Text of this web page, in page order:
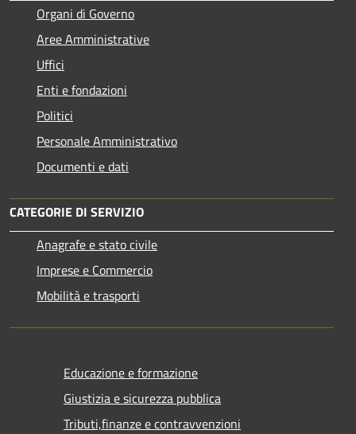
Organi di Governo
Aree Amministrative
Uffici
Enti e fondazioni
Politici
Personale Amministrativo
Documenti e dati
CATEGORIE DI SERVIZIO
Anagrafe e stato civile
Imprese e Commercio
Mobilità e trasporti
Educazione e formazione
Giustizia e sicurezza pubblica
Tributi,finanze e contravvenzioni